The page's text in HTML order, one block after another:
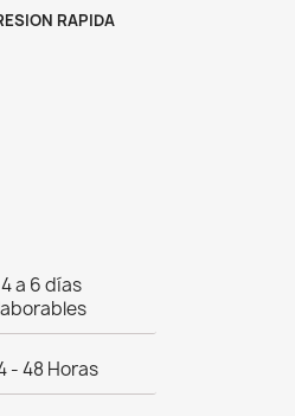
RAPIDA
4 a 6 días
- 48 Horas